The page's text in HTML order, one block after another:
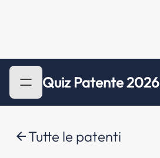
Quiz Patente 2026
arrow_backTutte le patenti